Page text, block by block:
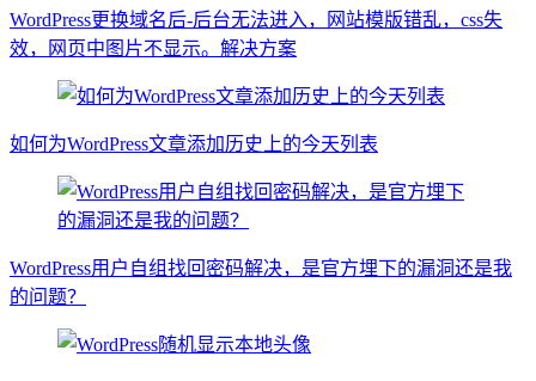
WordPress更换域名后-后台无法进入，网站模版错乱，css失
效，网页中图片不显示。解决方案
如何为WordPress文章添加历史上的今天列表
WordPress用户自组找回密码解决，是官方埋下的漏洞还是我
的问题？